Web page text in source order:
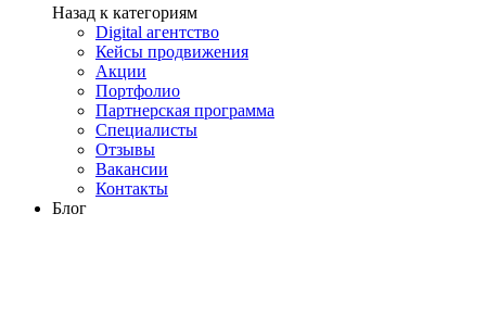
Назад к категориям
Digital агентство
Кейсы продвижения
Акции
Портфолио
Партнерская программа
Специалисты
Отзывы
Вакансии
Контакты
Блог